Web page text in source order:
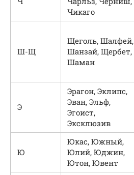
Чикаго
Ш-Щ
Щеголь, Шалфей,
Шанзай, Щербет,
Шаман
Э
Эрагон, Эклипс,
Эван, Эльф,
Эгоист,
Эксклюзив
Ю
Юкас, Южный,
Юлий, Юджин,
Ютон, Ювент